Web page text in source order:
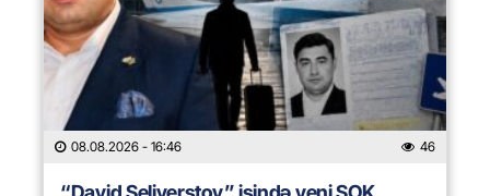
08.08.2026 - 16:46 46